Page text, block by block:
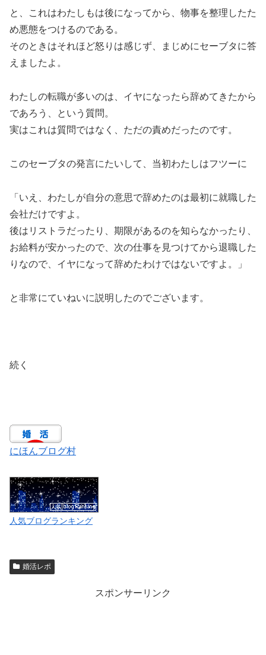
と、これはわたしもは後になってから、物事を整理したた
め悪態をつけるのである。
そのときはそれほど怒りは感じず、まじめにセーブタに答
えましたよ。
わたしの転職が多いのは、イヤになったら辞めてきたから
であろう、という質問。
実はこれは質問ではなく、ただの責めだったのです。
このセーブタの発言にたいして、当初わたしはフツーに
「いえ、わたしが自分の意思で辞めたのは最初に就職した
会社だけですよ。
後はリストラだったり、期限があるのを知らなかったり、
お給料が安かったので、次の仕事を見つけてから退職した
りなので、イヤになって辞めたわけではないですよ。」
と非常にていねいに説明したのでございます。
続く
にほんブログ村
人気ブログランキング
婚活レポ
スポンサーリンク